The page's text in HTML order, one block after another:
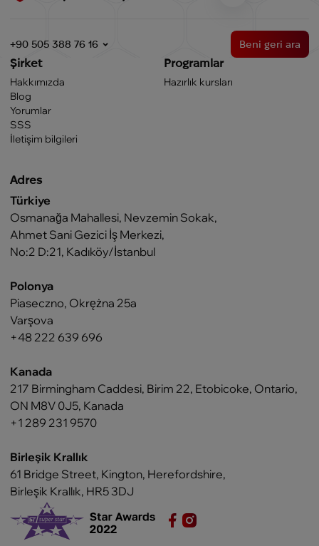
+90 505 388 76 16 Beni geri ara
Şirket
Hakkımızda
Blog
Yorumlar
SSS
İletişim bilgileri
Programlar
Hazırlık kursları
Adres
Türkiye
Osmanağa Mahallesi, Nevzemin Sokak,
Ahmet Sani Gezici İş Merkezi,
No:2 D:21, Kadıköy/İstanbul
Polonya
Piaseczno, Okrężna 25a
Varşova
+48 222 639 696
Kanada
217 Birmingham Caddesi, Birim 22, Etobicoke, Ontario,
ON M8V 0J5, Kanada
+1 289 231 9570
Birleşik Krallık
61 Bridge Street, Kington, Herefordshire,
Birleşik Krallık, HR5 3DJ